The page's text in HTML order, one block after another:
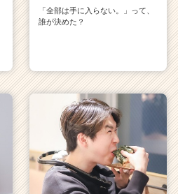
「全部は手に入らない。」って、
誰が決めた？